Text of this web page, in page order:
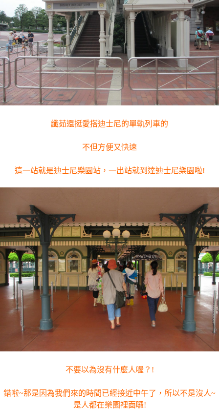
纖茹還挺愛搭迪士尼的單軌列車的
不但方便又快速
這一站就是迪士尼樂園站，一出站就到達迪士尼樂園啦!
不要以為沒有什麼人喔？!
錯啦~那是因為我們來的時間已經接近中午了，所以不是沒人~
是人都在樂園裡面囉!